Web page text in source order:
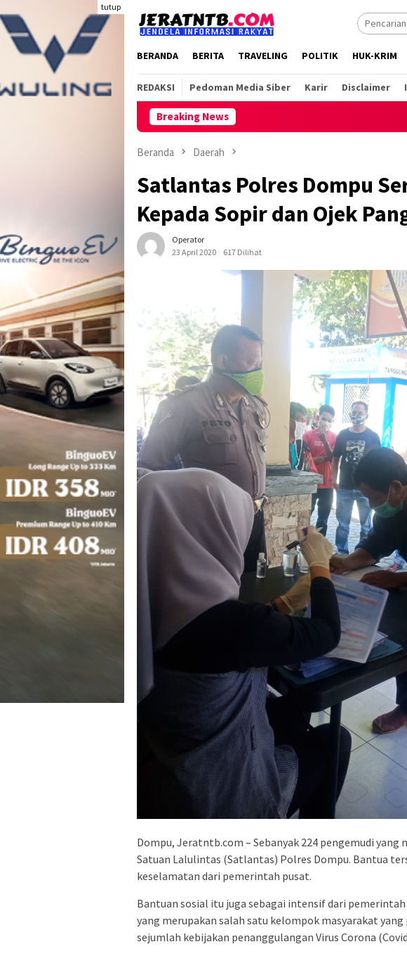
ke
konten
tutup
BERANDA BERITA TRAVELING POLITIK HUK-KRIM
REDAKSI Pedoman Media Siber Karir Disclaimer
Breaking News
Beranda Daerah
Satlantas Polres Dompu
Kepada Sopir dan Ojek
Operator
23 April 2020
617 Dilihat
Dompu, Jeratntb.com – Sebanyak 224 pengemudi
Satuan Lalulintas (Satlantas) Polres Dompu. Bantua
keselamatan dari pemerintah pusat.
Bantuan sosial itu juga sebagai intensif dari
yang merupakan salah satu kelompok masyarakat
sejumlah kebijakan penanggulangan Virus Corona